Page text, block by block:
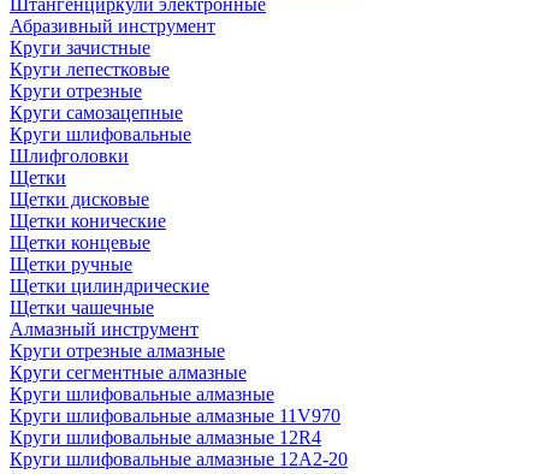
Штангенциркули электронные
Абразивный инструмент
Круги зачистные
Круги лепестковые
Круги отрезные
Круги самозацепные
Круги шлифовальные
Шлифголовки
Щетки
Щетки дисковые
Щетки конические
Щетки концевые
Щетки ручные
Щетки цилиндрические
Щетки чашечные
Алмазный инструмент
Круги отрезные алмазные
Круги сегментные алмазные
Круги шлифовальные алмазные
Круги шлифовальные алмазные 11V970
Круги шлифовальные алмазные 12R4
Круги шлифовальные алмазные 12А2-20